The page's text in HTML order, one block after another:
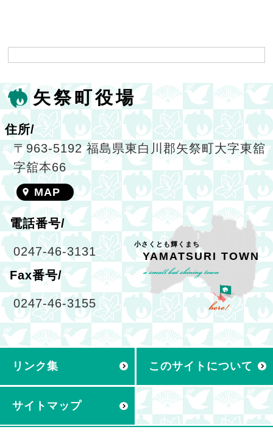
矢祭町役場
住所/
〒963-5192 福島県東白川郡矢祭町大字東舘
字舘本66
MAP
電話番号/
0247-46-3131
Fax番号/
0247-46-3155
小さくとも輝くまち
YAMATSURI TOWN
リンク集 このサイトについて
サイトマップ